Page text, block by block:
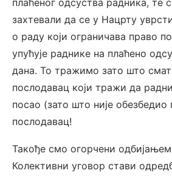
плаћеног одсуства радника, те
захтевали да се у Нацрту
о раду који ограничава право
упућује раднике на плаћено
дана. То тражимо зато што
послодавац који тражи да
посао (зато што није обезбедио
послодавац!
Такође смо огорчени
Колективни уговор стави